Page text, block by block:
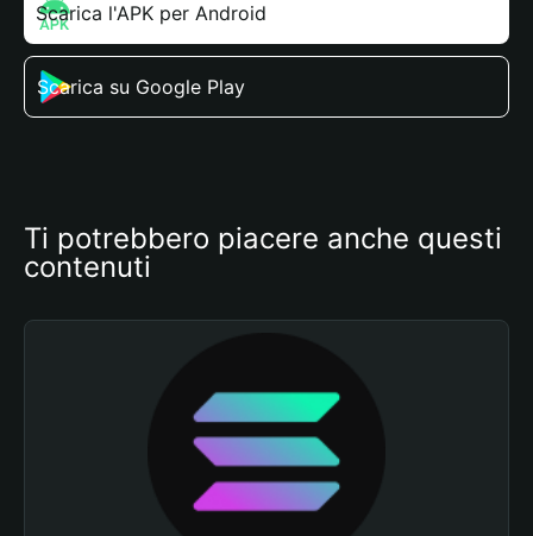
Scarica l'APK per Android
Scarica su Google Play
Ti potrebbero piacere anche questi
contenuti